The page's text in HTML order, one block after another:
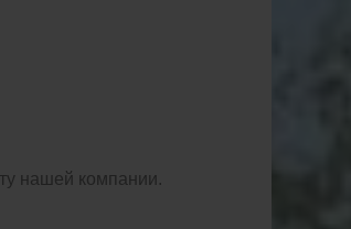
нашей компании.